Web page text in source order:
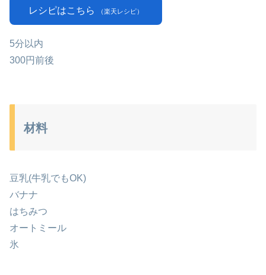
レシピはこちら （楽天レシピ）
5分以内
300円前後
材料
豆乳(牛乳でもOK)
バナナ
はちみつ
オートミール
氷